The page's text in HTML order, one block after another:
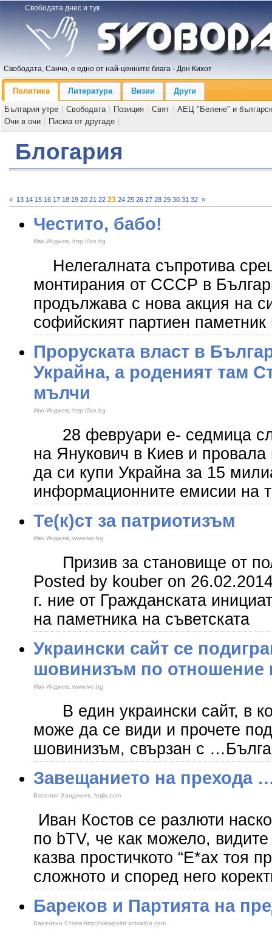
Свободата днес и тук
Свободата, Санчо, е едно от най-ценните блага - Дон Кихот
Политика Литература Визии
Други
България утре
Свободата Позиция Свят
АЕЦ "Белене" и
Очи в очи
Писма от другаде
Блогария
« 13 14 15 16 17 18 19 20 21 22 23 24 25 26 27 28 29 30 31 32 »
Честито, бабо!
Иво Инджев, http://ivo.bg
Нелегалната съпротива
монтирания от СССР в
продължава с нова акция на
софийският партиен
Проруската власт в
Украйна, а роденият там
мълчи
Иво Инджев, http://ivo.bg
28 февруари е- седмица
на Янукович в Киев и
да си купи Украйна за 15
информационните емисии на
Те(к)ст за патриотизъм
Иво Инджев, www.ivo.bg
Призив за становище от
Posted by kouber on
г. ние от Гражданската
на паметника на съветската
Украински сайт се
шовинизъм по отношение
Иво Инджев, www.ivo.bg
В един украински сайт, в
може да се види и прочете
шовинизъм, свързан с
Завещанието на прехода
Веселин Ханджиев, frujin.com
Иван Костов се разлюти
по bTV, че как можело,
казва простичкото “Е*ах тоя
сложното и според него
Бареков и Партията на
Варентин Стоев http://viewpoint.actualno.com